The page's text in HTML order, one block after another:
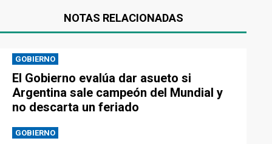
NOTAS RELACIONADAS
GOBIERNO
El Gobierno evalúa dar asueto si
Argentina sale campeón del Mundial y
no descarta un feriado
GOBIERNO